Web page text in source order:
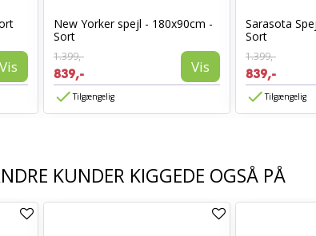
Vis
New Yorker spejl - 180x90cm -
Sort
1.399,-
839,- Vis
Tilgængelig
Sarasota
Sort
1.399,-
839,-
Tilgængelig
KUNDER KIGGEDE OGSÅ PÅ